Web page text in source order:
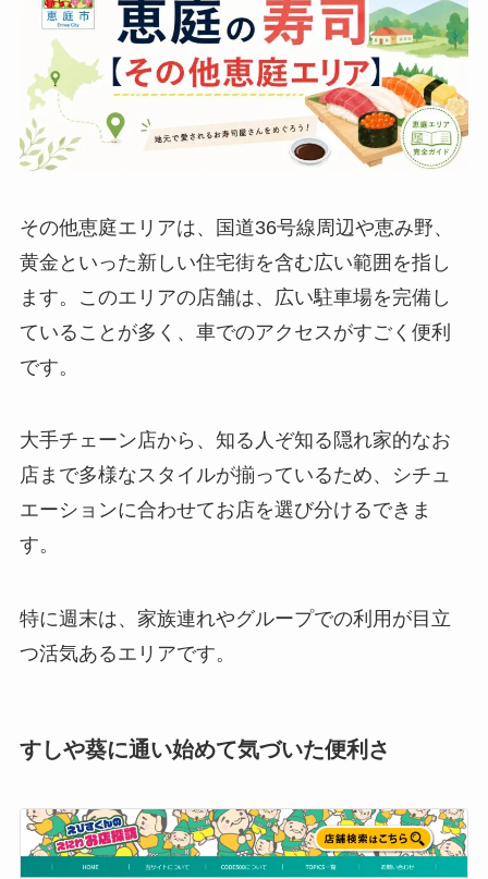
その他恵庭エリアは、国道36号線周辺や恵み野、
黄金といった新しい住宅街を含む広い範囲を指し
ます。このエリアの店舗は、広い駐車場を完備し
ていることが多く、車でのアクセスがすごく便利
です。
大手チェーン店から、知る人ぞ知る隠れ家的なお
店まで多様なスタイルが揃っているため、シチュ
エーションに合わせてお店を選び分けるできま
す。
特に週末は、家族連れやグループでの利用が目立
つ活気あるエリアです。
すしや葵に通い始めて気づいた便利さ